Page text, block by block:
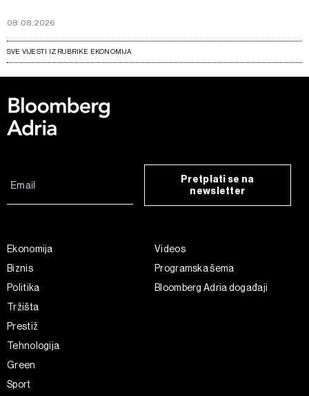
08.08.2026
SVE VIJESTI IZ RUBRIKE EKONOMIJA
Pretplati se na
newsletter
Ekonomija
Biznis
Politika
Tržišta
Prestiž
Tehnologija
Green
Sport
Videos
Programska šema
Bloomberg Adria događaji